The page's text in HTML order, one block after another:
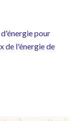
pour
de l'énergie de